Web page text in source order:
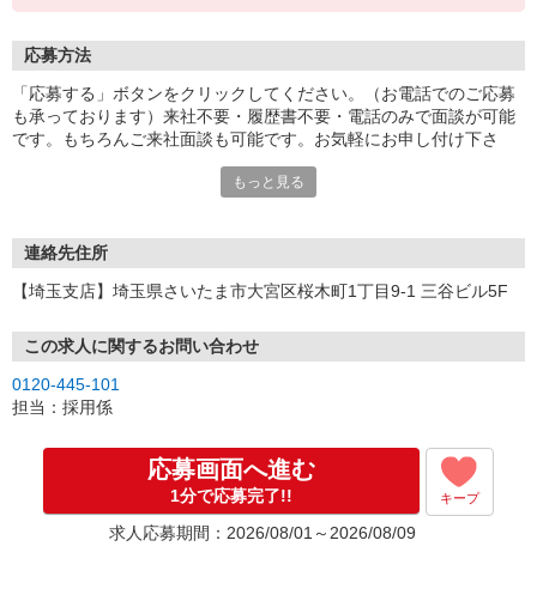
応募方法
「応募する」ボタンをクリックしてください。（お電話でのご応募
も承っております）来社不要・履歴書不要・電話のみで面談が可能
です。もちろんご来社面談も可能です。お気軽にお申し付け下さ
もっと見る
連絡先住所
【埼玉支店】埼玉県さいたま市大宮区桜木町1丁目9-1 三谷ビル5F
この求人に関するお問い合わせ
0120-445-101
担当：採用係
応募画面へ進む
1分で応募完了!! キープ
求人応募期間：2026/08/01～2026/08/09